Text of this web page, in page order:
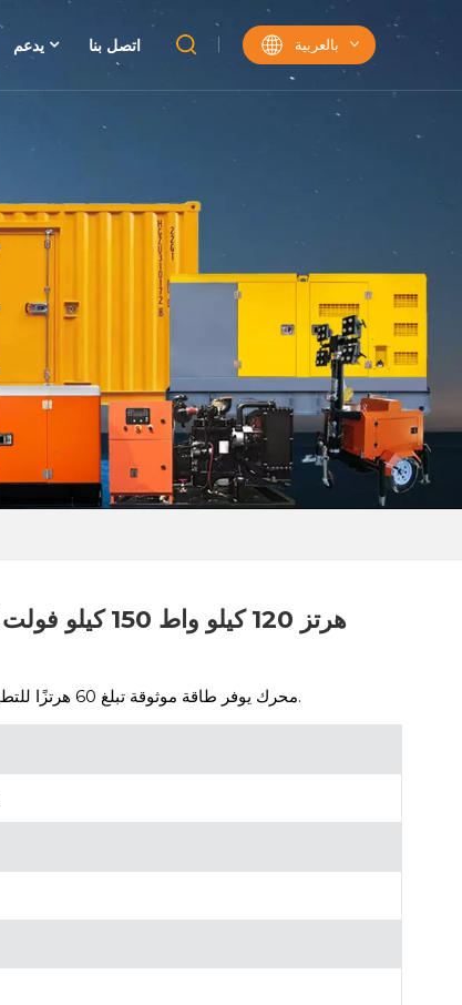
يدعم اتصل بنا بالعربية
محرك يوفر طاقة موثوقة تبلغ 60 هرتزًا للتطبيقات الصناعية والاحتياطية.